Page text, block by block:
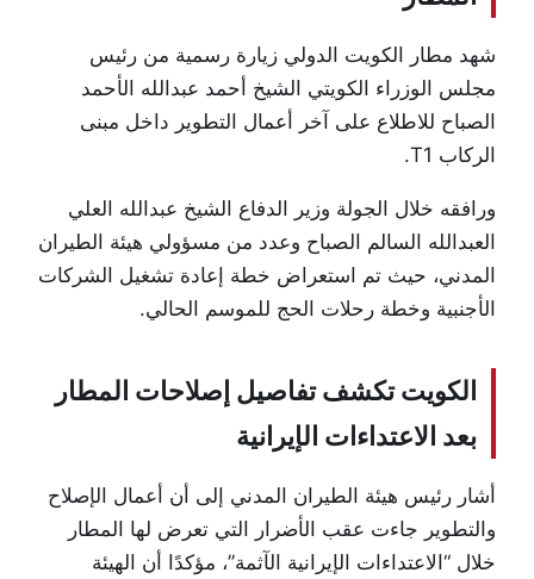
شهد مطار الكويت الدولي زيارة رسمية من رئيس
مجلس الوزراء الكويتي الشيخ أحمد عبدالله الأحمد
الصباح للاطلاع على آخر أعمال التطوير داخل مبنى
الركاب T1.
ورافقه خلال الجولة وزير الدفاع الشيخ عبدالله العلي
العبدالله السالم الصباح وعدد من مسؤولي هيئة الطيران
المدني، حيث تم استعراض خطة إعادة تشغيل الشركات
الأجنبية وخطة رحلات الحج للموسم الحالي.
الكويت تكشف تفاصيل إصلاحات المطار
بعد الاعتداءات الإيرانية
أشار رئيس هيئة الطيران المدني إلى أن أعمال الإصلاح
والتطوير جاءت عقب الأضرار التي تعرض لها المطار
خلال “الاعتداءات الإيرانية الآثمة”، مؤكدًا أن الهيئة